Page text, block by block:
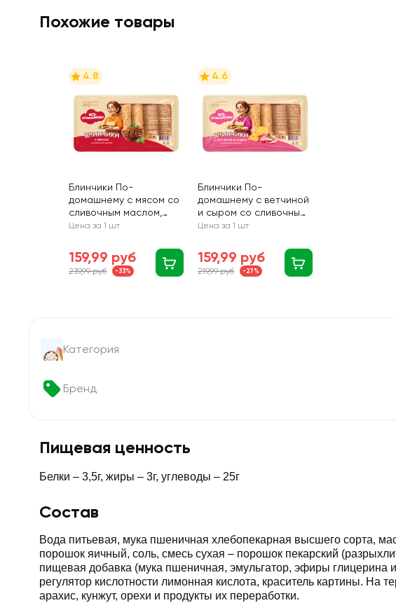
Категория
Бренд
Пищевая ценность
Белки – 3,5г, жиры – 3г, углеводы – 25г
Состав
Вода питьевая, мука пшеничная хлебопекарная высшего сорта,
порошок яичный, соль, смесь сухая – порошок пекарский
пищевая добавка (мука пшеничная, эмульгатор, эфиры глицерина
регулятор кислотности лимонная кислота, краситель картины. На
арахис, кунжут, орехи и продукты их переработки.
Похожие товары
4.8
Блинчики По-
домашнему с мясом со
сливочным маслом,
430г
Цена за 1 шт
159,99 руб
239,99 руб -33%
4.6
Блинчики По-
домашнему с ветчиной
и сыром со сливочным
маслом, 430г
Цена за 1 шт
159,99 руб
219,99 руб -27%